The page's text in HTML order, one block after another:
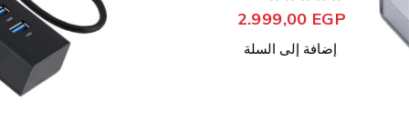
2.999,00 EGP
إضافة إلى السلة